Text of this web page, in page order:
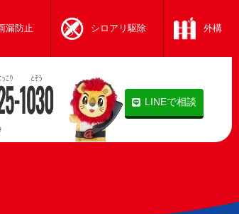
漏防止 シロアリ駆除 外構
LINEで相談